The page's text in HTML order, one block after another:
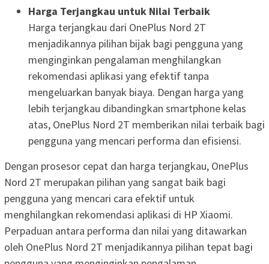
Harga Terjangkau untuk Nilai Terbaik
Harga terjangkau dari OnePlus Nord 2T
menjadikannya pilihan bijak bagi pengguna yang
menginginkan pengalaman menghilangkan
rekomendasi aplikasi yang efektif tanpa
mengeluarkan banyak biaya. Dengan harga yang
lebih terjangkau dibandingkan smartphone kelas
atas, OnePlus Nord 2T memberikan nilai terbaik bagi
pengguna yang mencari performa dan efisiensi.
Dengan prosesor cepat dan harga terjangkau, OnePlus
Nord 2T merupakan pilihan yang sangat baik bagi
pengguna yang mencari cara efektif untuk
menghilangkan rekomendasi aplikasi di HP Xiaomi.
Perpaduan antara performa dan nilai yang ditawarkan
oleh OnePlus Nord 2T menjadikannya pilihan tepat bagi